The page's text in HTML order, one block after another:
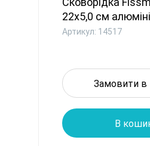
22x5,0 см
Артикул: 14517
Замовити в
В